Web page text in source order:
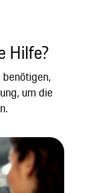
Hilfe?
um die